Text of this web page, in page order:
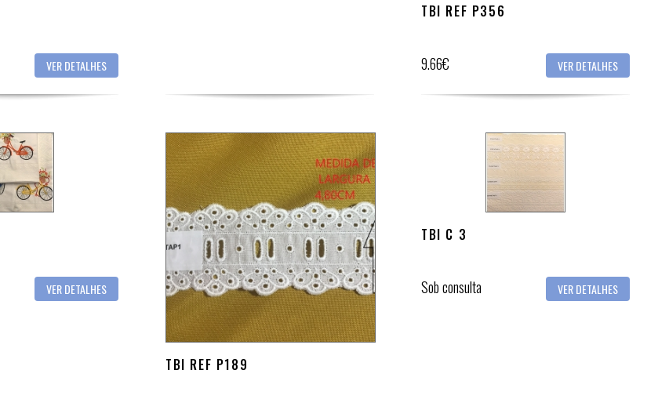
VER DETALHES
TBI REF P356
9.66€ VER DETALHES
VER DETALHES
TBI REF P189
TBI C 3
Sob consulta VER DETALHES